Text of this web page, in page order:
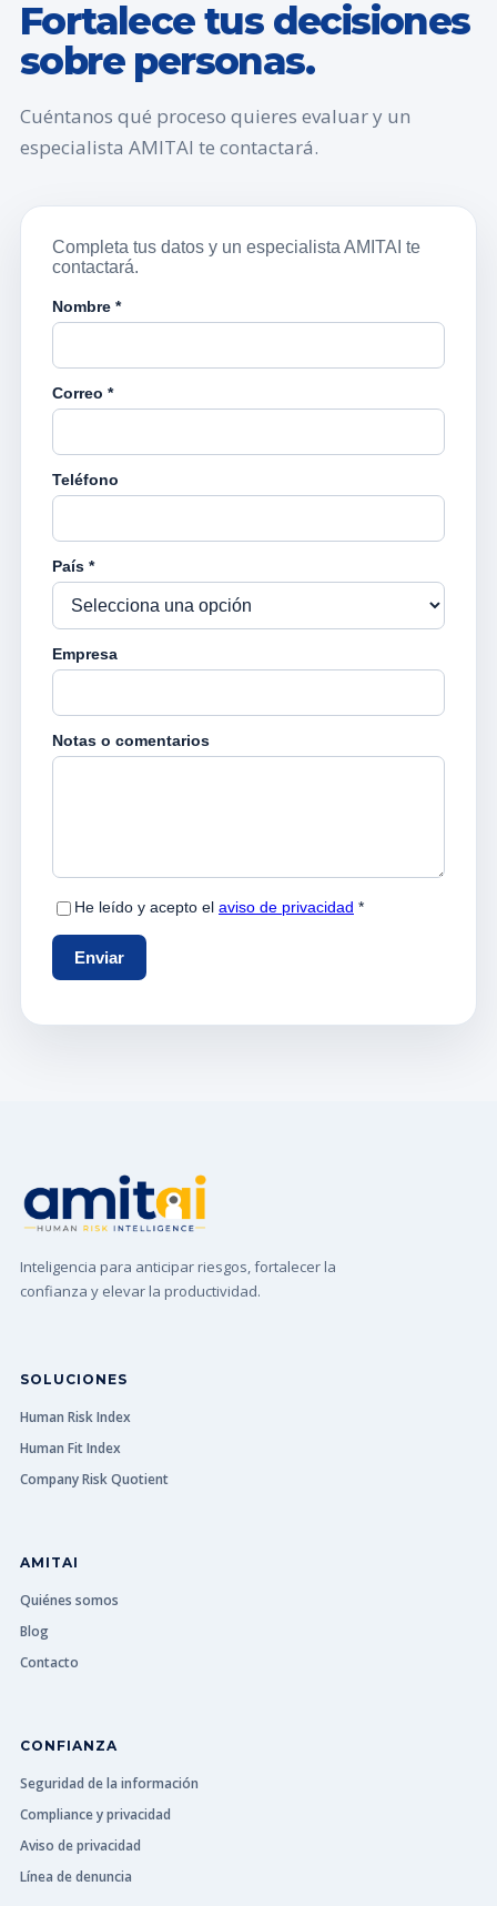
Fortalece tus decisiones
sobre personas.
Cuéntanos qué proceso quieres evaluar y un
especialista AMITAI te contactará.
Inteligencia para anticipar riesgos, fortalecer la
confianza y elevar la productividad.
SOLUCIONES
Human Risk Index
Human Fit Index
Company Risk Quotient
AMITAI
Quiénes somos
Blog
Contacto
CONFIANZA
Seguridad de la información
Compliance y privacidad
Aviso de privacidad
Línea de denuncia